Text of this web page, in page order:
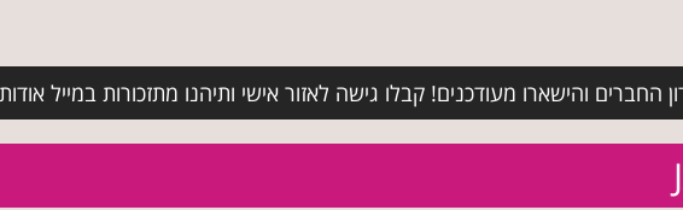
החברים והישארו מעודכנים! קבלו גישה לאזור אישי ותיהנו מתזכורות במייל